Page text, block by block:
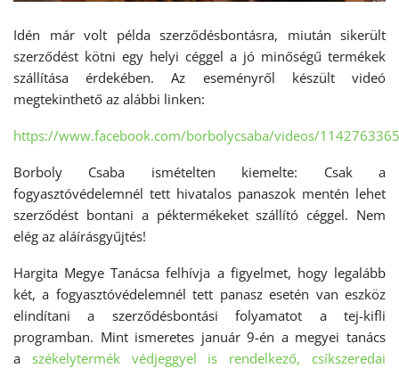
Idén már volt példa szerződésbontásra, miután sikerült
szerződést kötni egy helyi céggel a jó minőségű termékek
szállítása érdekében. Az eseményről készült videó
megtekinthető az alábbi linken:
https://www.facebook.com/borbolycsaba/videos/
Borboly Csaba ismételten kiemelte: Csak a
fogyasztóvédelemnél tett hivatalos panaszok mentén lehet
szerződést bontani a péktermékeket szállító céggel. Nem
elég az aláírásgyűjtés!
Hargita Megye Tanácsa felhívja a figyelmet, hogy legalább
két, a fogyasztóvédelemnél tett panasz esetén van eszköz
elindítani a szerződésbontási folyamatot a tej-kifli
programban. Mint ismeretes január 9-én a megyei tanács
a székelytermék védjeggyel is rendelkező, csíkszeredai